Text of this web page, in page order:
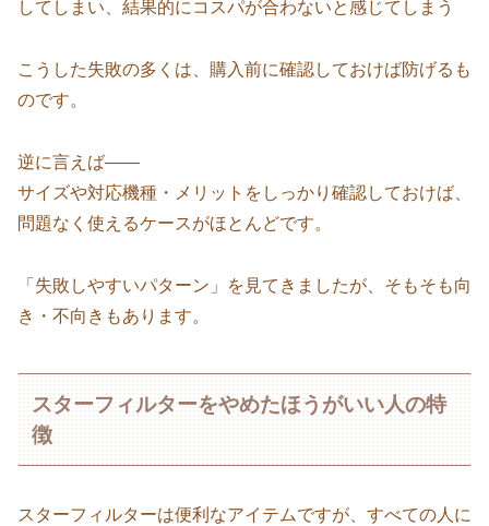
してしまい、結果的にコスパが合わないと感じてしまう
こうした失敗の多くは、購入前に確認しておけば防げるも
のです。
逆に言えば——
サイズや対応機種・メリットをしっかり確認しておけば、
問題なく使えるケースがほとんどです。
「失敗しやすいパターン」を見てきましたが、そもそも向
き・不向きもあります。
スターフィルターをやめたほうがいい人の特
徴
スターフィルターは便利なアイテムですが、すべての人に